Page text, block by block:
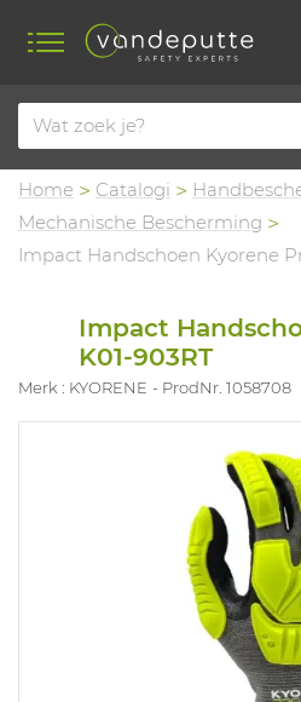
Home Catalogi
Mechanische Bescherming
Impact Handschoen Kyorene
Impact
K01-903RT
Merk : KYORENE ProdNr. 1058708